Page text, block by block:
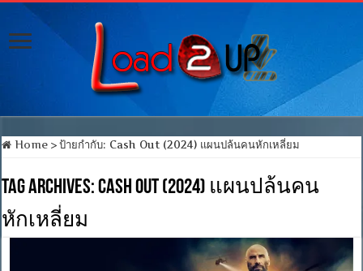
Home > ป้ายกำกับ: Cash Out (2024) แผนปล้นคนหักเหลี่ยม
Tag Archives:Cash Out (2024) แผนปล้นคน
หักเหลี่ยม